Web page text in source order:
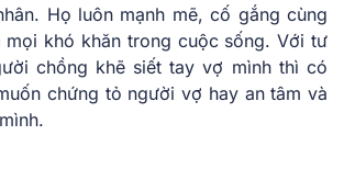
Họ luôn mạnh mẽ, cố gắng cùng
mọi khó khăn trong cuộc sống. Với tư
chồng khẽ siết tay vợ mình thì có
chứng tỏ người vợ hay an tâm và